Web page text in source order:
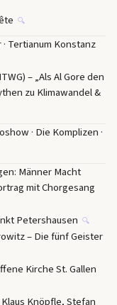
🔍
· Tertianum Konstanz
– „Als Al Gore den
zu Klimawandel &
· Die Komplizen ·
Männer Macht
mit Chorgesang
Petershausen 🔍
– Die fünf Geister
Kirche St. Gallen
Klaus Knöpfle, Stefan